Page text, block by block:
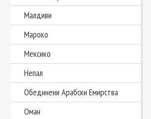
Малдиви
Мароко
Мексико
Непал
Обединени Арабски Емирства
Оман